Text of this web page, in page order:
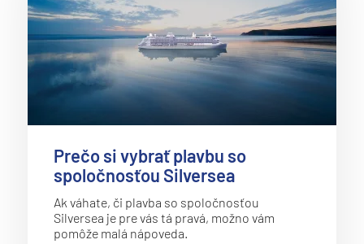
Prečo si vybrať plavbu so
spoločnosťou Silversea
Ak váhate, či plavba so spoločnosťou
Silversea je pre vás tá pravá, možno vám
pomôže malá nápoveda.